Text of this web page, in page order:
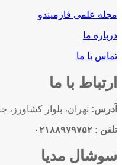
مجله علمی فارمیندو
درباره ما
تماس با ما
ارتباط با ما
آدرس: تهران، بلوار کشاورز، جنب
تلفن : ۰۲۱۸۸۹۷۹۷۵۲
سوشال مدیا